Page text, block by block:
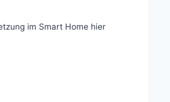
im Smart Home hier